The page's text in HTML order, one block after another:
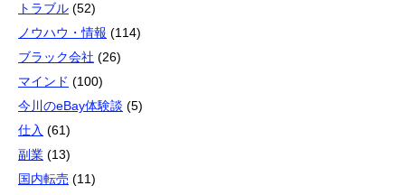
トラブル (52)
ノウハウ・情報 (114)
ブラック会社 (26)
マインド (100)
今川のeBay体験談 (5)
仕入 (61)
副業 (13)
国内転売 (11)